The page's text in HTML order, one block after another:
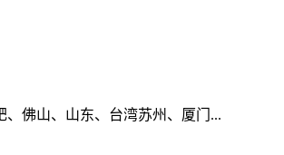
佛山、山东、台湾苏州、厦门...